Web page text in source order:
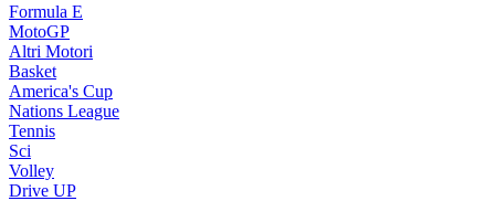
Formula E
MotoGP
Altri Motori
Basket
America's Cup
Nations League
Tennis
Sci
Volley
Drive UP